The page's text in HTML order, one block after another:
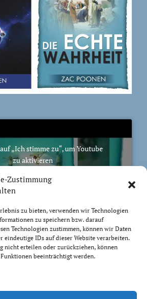
Zustimmung
zu bieten, verwenden wir Technologien
zu speichern bzw. darauf
Technologien zustimmen, können wir Daten
eindeutige IDs auf dieser Website verarbeiten.
nicht erteilen oder zurückziehen, können
beeinträchtigt werden.
„Ich stimme zu“, um Youtube
zu aktivieren
Ich stimme zu
was droben ist, nicht nach dem,